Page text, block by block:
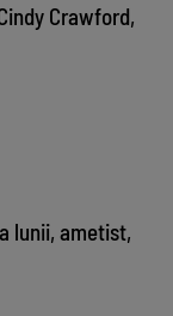
Crawford,
lunii, ametist,